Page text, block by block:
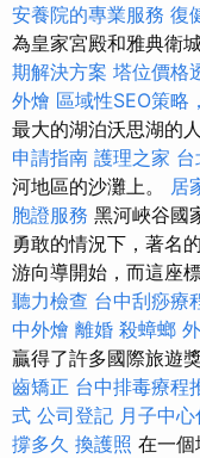
安養院的專業服務 復
為皇家宮殿和雅典衛
期解決方案 塔位價格
外燴 區域性SEO策略
最大的湖泊沃思湖的
申請指南 護理之家 台
河地區的沙灘上。 居
胞證服務 黑河峽谷國
勇敢的情況下，著名
游向導開始，而這座
聽力檢查 台中刮痧療
中外燴 離婚 殺蟑螂
贏得了許多國際旅遊
齒矯正 台中排毒療程
式 公司登記 月子中
撐多久 換護照 在一個